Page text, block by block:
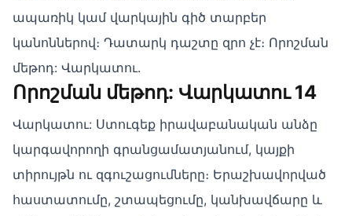
ապառիկ կամ վարկային գիծ տարբեր
կանոններով։ Դատարկ դաշտը զրո չէ։ Որոշման
մեթոդ: Վարկատու.
Որոշման մեթոդ: Վարկատու 14
Վարկատու: Ստուգեք իրավաբանական անձը
կարգավորողի գրանցամատյանում, կայքի
տիրույթն ու զգուշացումները։ Երաշխավորված
հաստատումը, շտապեցումը, կանխավճարը և